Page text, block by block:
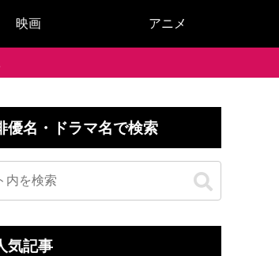
映画 アニメ
優名・ドラマ名で検索
気記事